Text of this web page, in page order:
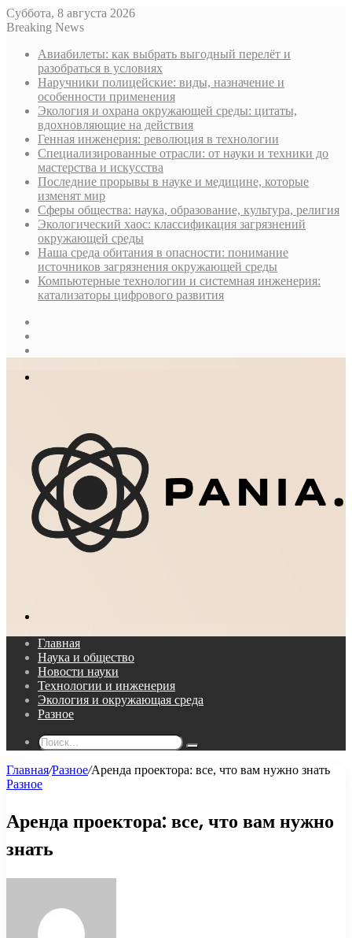
Суббота, 8 августа 2026
Breaking News
Авиабилеты: как выбрать выгодный перелёт и
разобраться в условиях
Наручники полицейские: виды, назначение и
особенности применения
Экология и охрана окружающей среды: цитаты,
вдохновляющие на действия
Генная инженерия: революция в технологии
Специализированные отрасли: от науки и техники до
мастерства и искусства
Последние прорывы в науке и медицине, которые
изменят мир
Сферы общества: наука, образование, культура, религия
Экологический хаос: классификация загрязнений
окружающей среды
Наша среда обитания в опасности: понимание
источников загрязнения окружающей среды
Компьютерные технологии и системная инженерия:
катализаторы цифрового развития
Главная
Наука и общество
Новости науки
Технологии и инженерия
Экология и окружающая среда
Разное
Поиск...
Главная/Разное/Аренда проектора: все, что вам нужно знать
Разное
Аренда проектора: все, что вам нужно
знать